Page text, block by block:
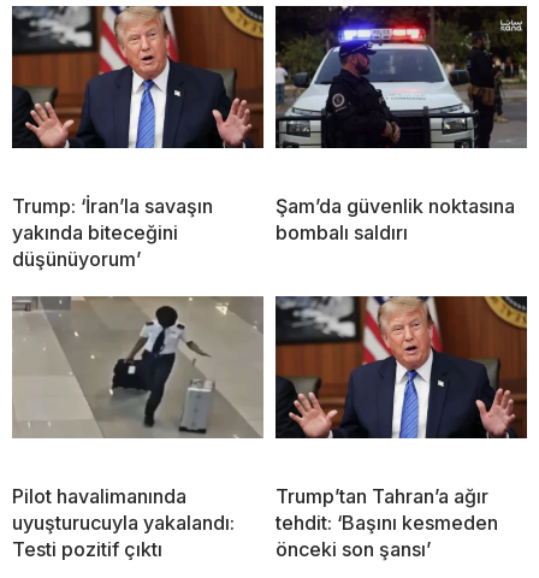
Trump: ‘İran’la savaşın
yakında biteceğini
düşünüyorum’
Şam’da güvenlik noktasına
bombalı saldırı
Pilot havalimanında
uyuşturucuyla yakalandı:
Testi pozitif çıktı
Trump’tan Tahran’a ağır
tehdit: ‘Başını kesmeden
önceki son şansı’